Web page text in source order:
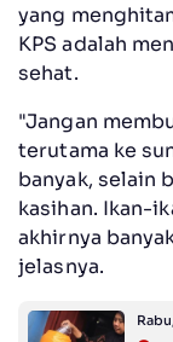
yang
KPS adalah
sehat.
"Jangan
terutama ke
banyak, selain
kasihan. Ikan-
akhirnya
jelasnya.